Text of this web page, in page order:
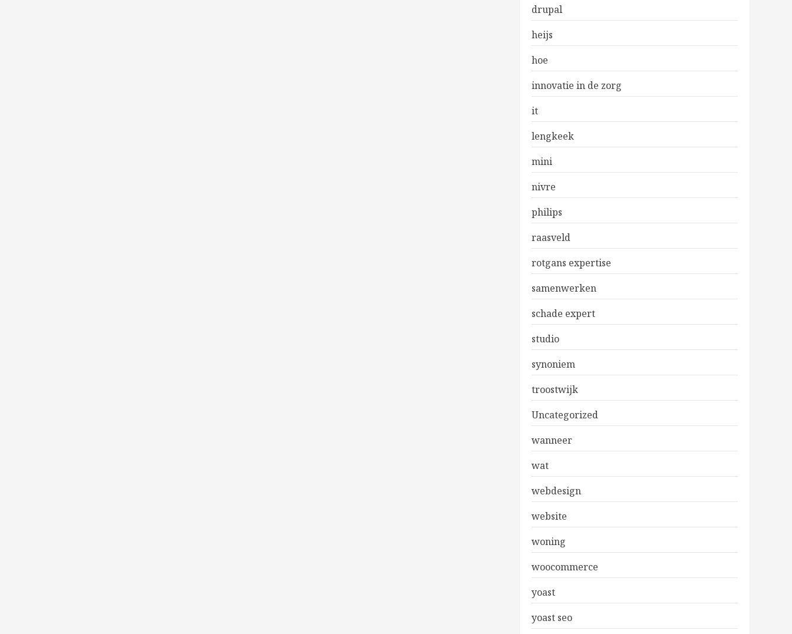
drupal
heijs
hoe
innovatie in de zorg
it
lengkeek
mini
nivre
philips
raasveld
rotgans expertise
samenwerken
schade expert
studio
synoniem
troostwijk
Uncategorized
wanneer
wat
webdesign
website
woning
woocommerce
yoast
yoast seo